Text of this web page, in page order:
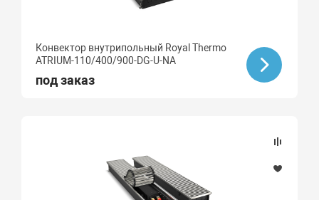
Конвектор внутрипольный Royal Thermo
ATRIUM-110/400/900-DG-U-NA
под заказ